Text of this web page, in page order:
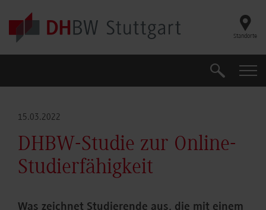
Skip to main content
Standorte
Suche
15.03.2022
DHBW-Studie zur Online-
Studierfähigkeit
Was zeichnet Studierende aus, die mit einem